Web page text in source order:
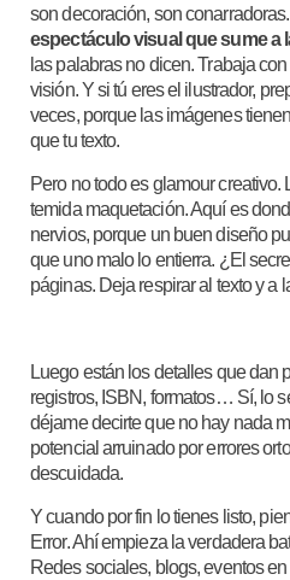
son decoración, son
espectáculo visual que sume a
las palabras no dicen. Trabaja
visión. Y si tú eres el ilustrador,
veces, porque las imágenes
que tu texto.
Pero no todo es glamour creativo.
temida maquetación. Aquí es
nervios, porque un buen diseño
que uno malo lo entierra. ¿El
páginas. Deja respirar al texto y a
Luego están los detalles que dan
registros, ISBN, formatos… Sí, lo
déjame decirte que no hay nada
potencial arruinado por errores
descuidada.
Y cuando por fin lo tienes listo,
Error. Ahí empieza la verdadera
Redes sociales, blogs, eventos